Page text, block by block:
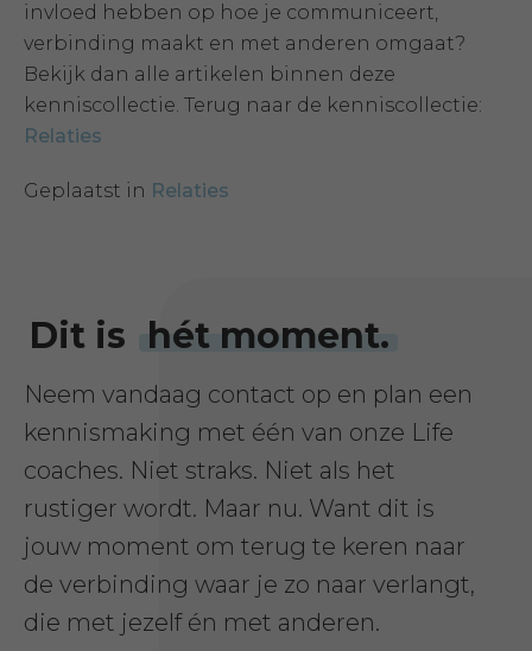
invloed hebben op hoe je communiceert,
verbinding maakt en met anderen omgaat?
Bekijk dan alle artikelen binnen deze
kenniscollectie. Terug naar de kenniscollectie:
Relaties
Geplaatst in Relaties
Dit is hét moment.
Neem vandaag contact op en plan een
kennismaking met één van onze Life
coaches. Niet straks. Niet als het
rustiger wordt. Maar nu. Want dit is
jouw moment om terug te keren naar
de verbinding waar je zo naar verlangt,
die met jezelf én met anderen.